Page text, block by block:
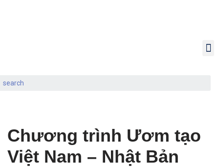
Chương trình Ươm tạo
Việt Nam – Nhật Bản